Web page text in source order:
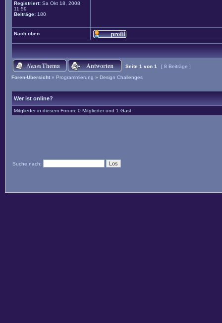
Registriert: Sa Okt 18, 2008
11:59
Beiträge: 180
Nach oben
Seite 1 von 1
[ 8 Beiträge ]
Foren-Übersicht » Programmierung » Design Challenges
Wer ist online?
Mitglieder in diesem Forum: 0 Mitglieder und 1 Gast
Suche nach: